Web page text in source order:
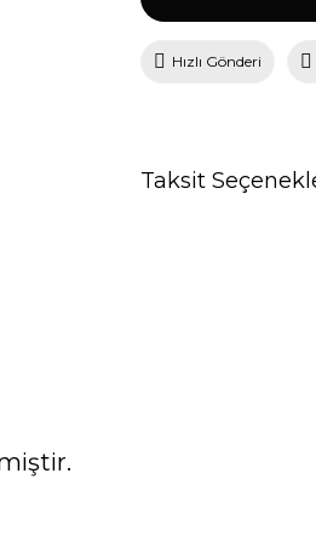
Hızlı Gönderi
Taksit